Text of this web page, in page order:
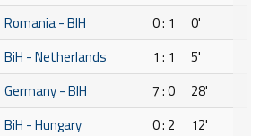
Romania - BIH 0 : 1
0'
BiH - Netherlands 1 : 1
5'
Germany - BIH 7 : 0
28'
BiH - Hungary 0 : 2
12'